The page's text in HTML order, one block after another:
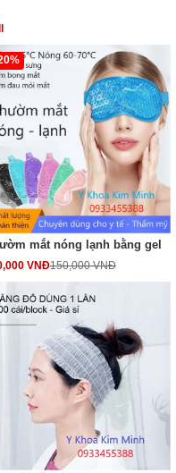
mắt nóng lạnh bằng gel
VNĐ150,000 VNĐ